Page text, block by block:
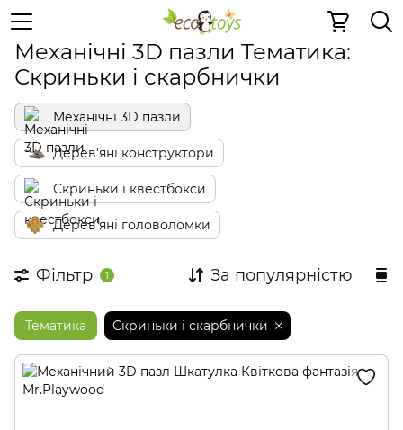
Дерев'яні конструктори Механічні 3D пазли
Механічні 3D пазли Тематика:
Скриньки і скарбнички
Механічні 3D пазли
Дерев'яні конструктори
Скриньки і квестбокси
Дерев'яні головоломки
Фільтр 1 За популярністю
Тематика Скриньки і скарбнички